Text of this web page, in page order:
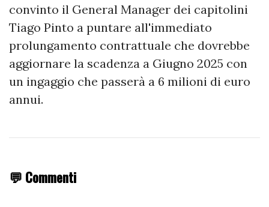
convinto il General Manager dei capitolini
Tiago Pinto a puntare all'immediato
prolungamento contrattuale che dovrebbe
aggiornare la scadenza a Giugno 2025 con
un ingaggio che passerà a 6 milioni di euro
annui.
💬 Commenti